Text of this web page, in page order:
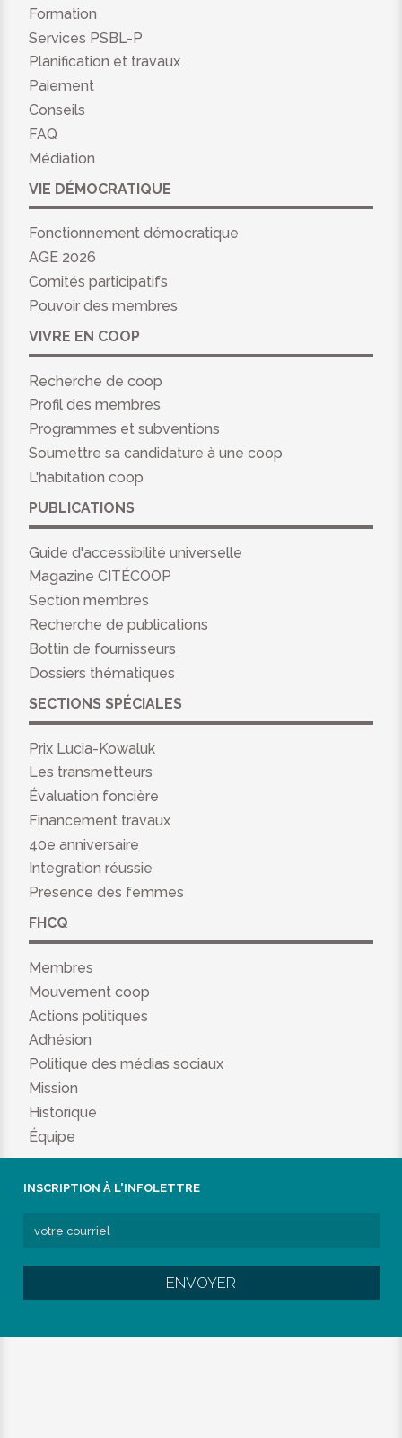
Formation
Services PSBL-P
Planification et travaux
Paiement
Conseils
FAQ
Médiation
VIE DÉMOCRATIQUE
Fonctionnement démocratique
AGE 2026
Comités participatifs
Pouvoir des membres
VIVRE EN COOP
Recherche de coop
Profil des membres
Programmes et subventions
Soumettre sa candidature à une coop
L'habitation coop
PUBLICATIONS
Guide d'accessibilité universelle
Magazine CITÉCOOP
Section membres
Recherche de publications
Bottin de fournisseurs
Dossiers thématiques
SECTIONS SPÉCIALES
Prix Lucia-Kowaluk
Les transmetteurs
Évaluation foncière
Financement travaux
40e anniversaire
Integration réussie
Présence des femmes
FHCQ
Membres
Mouvement coop
Actions politiques
Adhésion
Politique des médias sociaux
Mission
Historique
Équipe
INSCRIPTION À L'INFOLETTRE
ENVOYER